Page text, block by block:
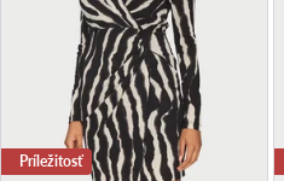
Príležitosť